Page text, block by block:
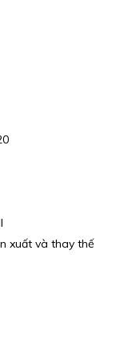
xuất và thay thế